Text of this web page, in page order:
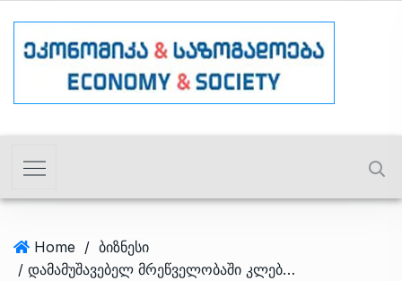
Home / ბიზნესი
/ დამამუშავებელ მრეწველობაში კლება მინერელური წლების წარმოების შემცირებამ გამოიწვია – თოდრაძე